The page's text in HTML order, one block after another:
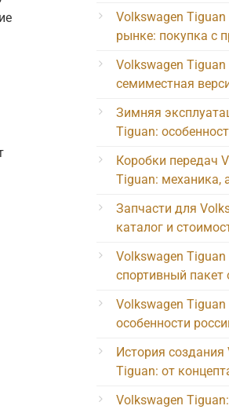
Volkswagen
рынке: покупка с
Volkswagen Tiguan
семиместная
Зимняя
Tiguan:
Коробки передач
Tiguan: механика,
Запчасти для
каталог и
Volkswagen Tiguan
спортивный
Volkswagen Tiguan
особенности
История создания
Tiguan: от
Volkswagen